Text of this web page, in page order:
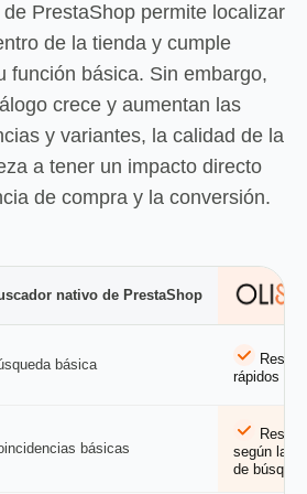
PrestaShop permite localizar
de la tienda y cumple
función básica. Sin embargo,
crece y aumentan las
y variantes, la calidad de la
a tener un impacto directo
de compra y la conversión.
nativo de PrestaShop
básica
rápidos y
básicas
según la
de